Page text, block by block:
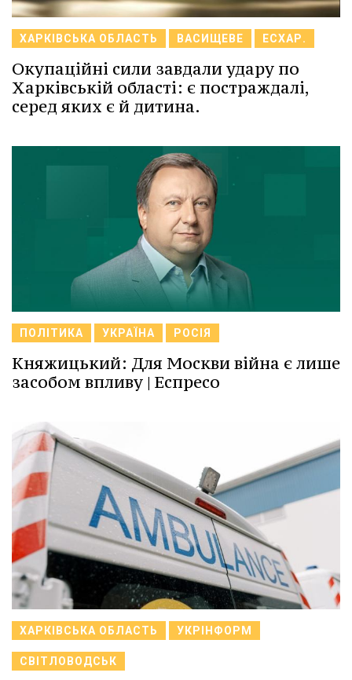
ХАРКІВСЬКА ОБЛАСТЬ ВАСИЩЕВЕ ЕСХАР.
Окупаційні сили завдали удару по
Харківській області: є постраждалі,
серед яких є й дитина.
ПОЛІТИКА УКРАЇНА РОСІЯ
Княжицький: Для Москви війна є лише
засобом впливу | Еспресо
ХАРКІВСЬКА ОБЛАСТЬ УКРІНФОРМ
СВІТЛОВОДСЬК